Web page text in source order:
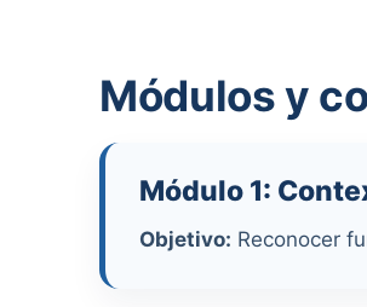
Módulos y
Módulo 1:
Objetivo: Reconocer